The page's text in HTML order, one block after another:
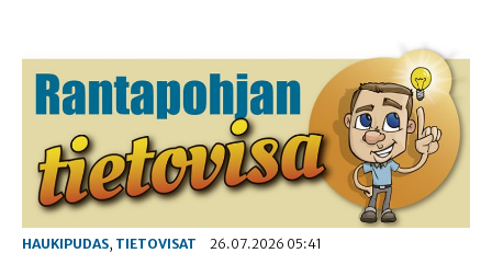
HAUKIPUDAS, TIETOVISAT 26.07.2026 05:41